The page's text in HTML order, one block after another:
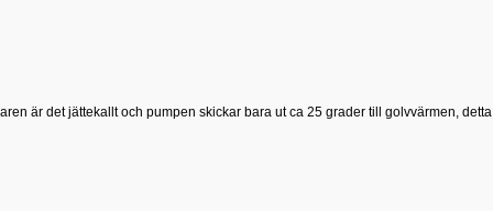
är det jättekallt och pumpen skickar bara ut ca 25 grader till golvvärmen, detta